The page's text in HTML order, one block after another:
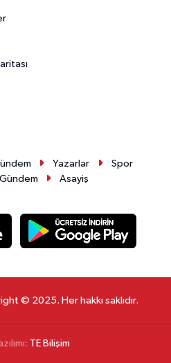
Yazarlar
Spor
Gündem
Asayiş
© 2025. Her hakkı saklıdır.
TE Bilişim